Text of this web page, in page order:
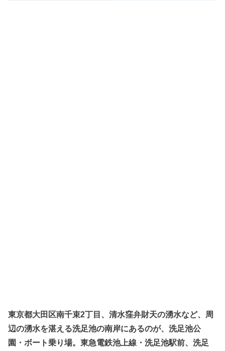
東京都大田区南千束2丁目、清水窪弁財天の湧水など、周
辺の湧水を湛える洗足池の南岸にあるのが、洗足池公
園・ボート乗り場。東急電鉄池上線・洗足池駅前、洗足